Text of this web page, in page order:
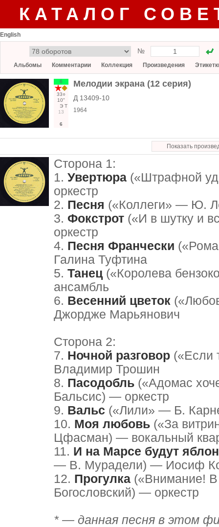
КАТАЛОГ
English
№
Альбомы Комментарии Коллекция Произведения
6
33○
10"
Э Т
13
6
Мелодии экрана (12 серия)
Д 13409-10
1964
Показать
Сторона 1:
1. Увертюра («Штрафной
оркестр
2. Песня («Коллеги» — Ю.
3. Фокстрот («И в шутку и
оркестр
4. Песня Франчески
Галина Туфтина
5. Танец(«Королева
ансамбль
6. Весенний цветок
Джордже Марьянович
Сторона 2:
7. Ночной разговор («Если
Владимир Трошин
8. Пасодобль («Адомас
Бальсис) — оркестр
9. Вальс («Лили» — Б.
10. Моя любовь («За
Цфасман) — вокальный
11. И на Марсе будут
— В. Мурадели) — Иосиф
12. Прогулка («Внимание!
Богословский) — оркестр
* — данная песня в этом